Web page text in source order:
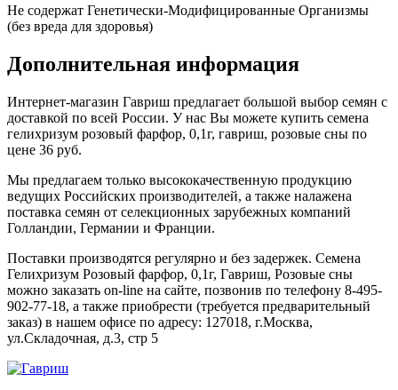
Не содержат Генетически-Модифицированные Организмы
(без вреда для здоровья)
Дополнительная информация
Интернет-магазин Гавриш предлагает большой выбор семян с
доставкой по всей России. У нас Вы можете купить семена
гелихризум розовый фарфор, 0,1г, гавриш, розовые сны по
цене 36 руб.
Мы предлагаем только высококачественную продукцию
ведущих Российских производителей, а также налажена
поставка семян от селекционных зарубежных компаний
Голландии, Германии и Франции.
Поставки производятся регулярно и без задержек. Семена
Гелихризум Розовый фарфор, 0,1г, Гавриш, Розовые сны
можно заказать on-line на сайте, позвонив по телефону 8-495-
902-77-18, а также приобрести (требуется предварительный
заказ) в нашем офисе по адресу: 127018, г.Москва,
ул.Складочная, д.3, стр 5